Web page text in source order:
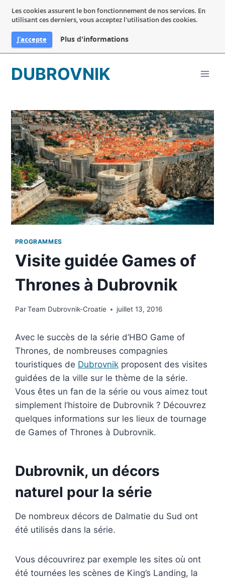
Les cookies assurent le bon fonctionnement de nos services. En
utilisant ces derniers, vous acceptez l'utilisation des cookies.
J'accepte Plus d'informations
DUBROVNIK
PROGRAMMES
Visite guidée Games of
Thrones à Dubrovnik
Par Team Dubrovnik-Croatie juillet 13, 2016
Avec le succès de la série d’HBO Game of
Thrones, de nombreuses compagnies
touristiques de Dubrovnikproposent des visites
guidées de la ville sur le thème de la série.
Vous êtes un fan de la série ou vous aimez tout
simplement l’histoire de Dubrovnik ? Découvrez
quelques informations sur les lieux de tournage
de Games of Thrones à Dubrovnik.
Dubrovnik, un décors
naturel pour la série
De nombreux décors de Dalmatie du Sud ont
été utilisés dans la série.
Vous découvrirez par exemple les sites où ont
été tournées les scènes de King’s Landing, la